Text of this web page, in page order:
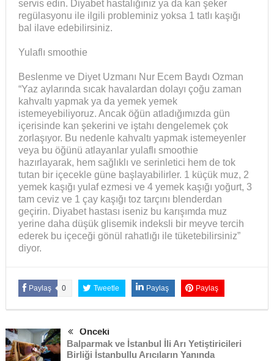
servis edin. Diyabet hastalığınız ya da kan şeker
regülasyonu ile ilgili probleminiz yoksa 1 tatlı kaşığı
bal ilave edebilirsiniz.
Yulaflı smoothie
Beslenme ve Diyet Uzmanı Nur Ecem Baydı Ozman
“Yaz aylarında sıcak havalardan dolayı çoğu zaman
kahvaltı yapmak ya da yemek yemek
istemeyebiliyoruz. Ancak öğün atladığımızda gün
içerisinde kan şekerini ve iştahı dengelemek çok
zorlaşıyor. Bu nedenle kahvaltı yapmak istemeyenler
veya bu öğünü atlayanlar yulaflı smoothie
hazırlayarak, hem sağlıklı ve serinletici hem de tok
tutan bir içecekle güne başlayabilirler. 1 küçük muz, 2
yemek kaşığı yulaf ezmesi ve 4 yemek kaşığı yoğurt, 3
tam ceviz ve 1 çay kaşığı toz tarçını blenderdan
geçirin. Diyabet hastası iseniz bu karışımda muz
yerine daha düşük glisemik indeksli bir meyve tercih
ederek bu içeceği gönül rahatlığı ile tüketebilirsiniz”
diyor.
Paylaş 0 Tweetle Paylaş Paylaş
Önceki
Balparmak ve İstanbul İli Arı Yetiştiricileri
Birliği İstanbullu Arıcıların Yanında